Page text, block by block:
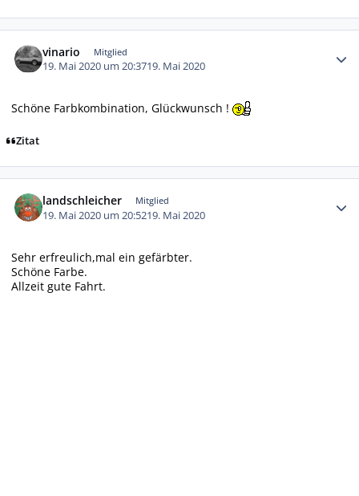
vinario Mitglied
19. Mai 2020 um 20:3719. Mai 2020
Schöne Farbkombination, Glückwunsch !
Zitat
landschleicher Mitglied
19. Mai 2020 um 20:5219. Mai 2020
Sehr erfreulich,mal ein gefärbter.
Schöne Farbe.
Allzeit gute Fahrt.